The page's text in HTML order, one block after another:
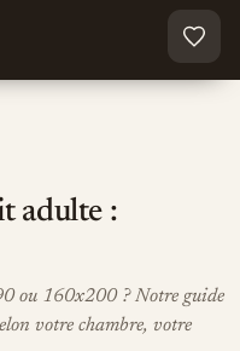
adulte :
ou 160x200 ? Notre guide
votre chambre, votre